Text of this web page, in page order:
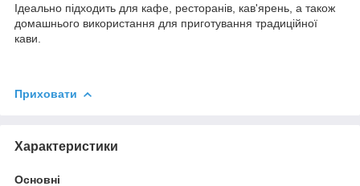
Ідеально підходить для кафе, ресторанів, кав'ярень, а також
домашнього використання для приготування традиційної
кави.
Приховати
Характеристики
Основні